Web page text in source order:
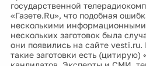
государственной
«Газете.Ru», что подобная
несколькими
нескольких заготовок была
они появились на сайте
такие заготовки есть (цитирую)